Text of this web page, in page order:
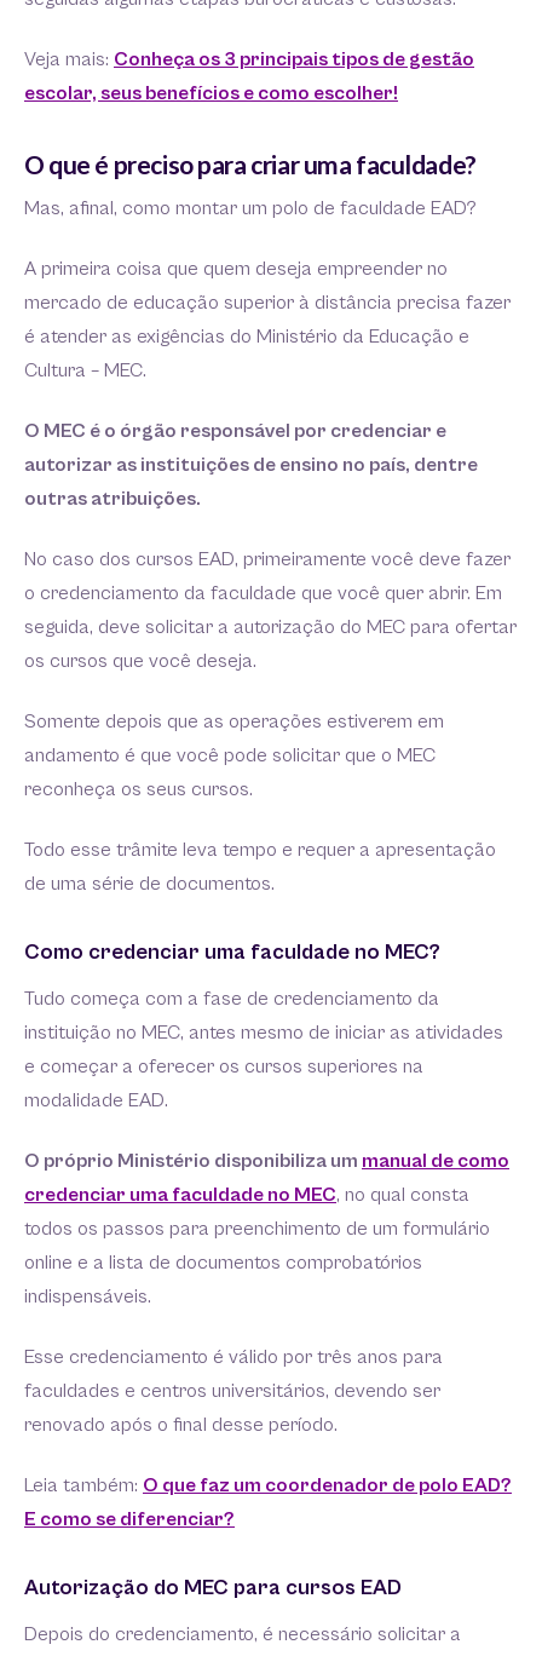
Veja mais: Conheça os 3 principais tipos de gestão
escolar, seus benefícios e como escolher!
O que é preciso para criar uma faculdade?
Mas, afinal, como montar um polo de faculdade EAD?
A primeira coisa que quem deseja empreender no
mercado de educação superior à distância precisa fazer
é atender as exigências do Ministério da Educação e
Cultura – MEC.
O MEC é o órgão responsável por credenciar e
autorizar as instituições de ensino no país, dentre
outras atribuições.
No caso dos cursos EAD, primeiramente você deve fazer
o credenciamento da faculdade que você quer abrir. Em
seguida, deve solicitar a autorização do MEC para ofertar
os cursos que você deseja.
Somente depois que as operações estiverem em
andamento é que você pode solicitar que o MEC
reconheça os seus cursos.
Todo esse trâmite leva tempo e requer a apresentação
de uma série de documentos.
Como credenciar uma faculdade no MEC?
Tudo começa com a fase de credenciamento da
instituição no MEC, antes mesmo de iniciar as atividades
e começar a oferecer os cursos superiores na
modalidade EAD.
O próprio Ministério disponibiliza um manual de como
credenciar uma faculdade no MEC, no qual consta
todos os passos para preenchimento de um formulário
online e a lista de documentos comprobatórios
indispensáveis.
Esse credenciamento é válido por três anos para
faculdades e centros universitários, devendo ser
renovado após o final desse período.
Leia também: O que faz um coordenador de polo EAD?
E como se diferenciar?
Autorização do MEC para cursos EAD
Depois do credenciamento, é necessário solicitar a